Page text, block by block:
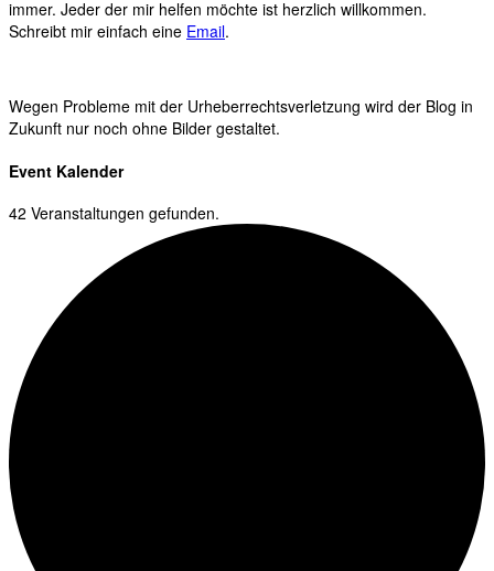
immer. Jeder der mir helfen möchte ist herzlich willkommen.
Schreibt mir einfach eine Email.
Wegen Probleme mit der Urheberrechtsverletzung wird der Blog in
Zukunft nur noch ohne Bilder gestaltet.
Event Kalender
42 Veranstaltungen gefunden.